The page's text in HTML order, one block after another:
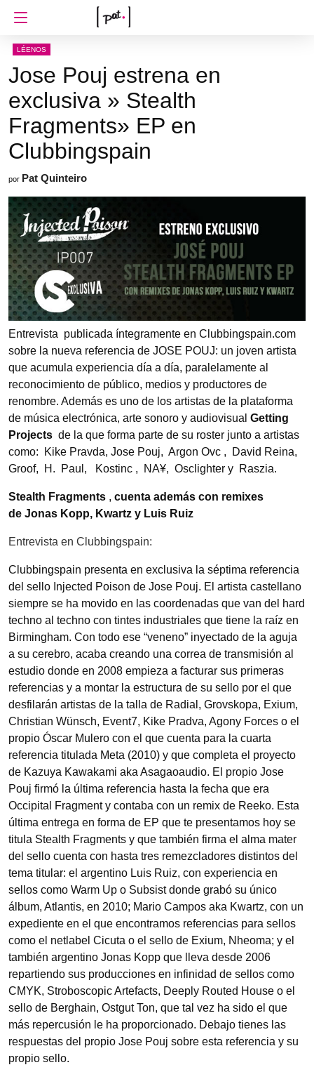
LÉENOS
Jose Pouj estrena en
exclusiva » Stealth
Fragments» EP en
Clubbingspain
por Pat Quinteiro
Entrevista publicada íntegramente en Clubbingspain.com
sobre la nueva referencia de JOSE POUJ: un joven artista
que acumula experiencia día a día, paralelamente al
reconocimiento de público, medios y productores de
renombre. Además es uno de los artistas de la plataforma
de música electrónica, arte sonoro y audiovisual Getting
Projects de la que forma parte de su roster junto a artistas
como: Kike Pravda, Jose Pouj, Argon Ovc , David Reina,
Groof, H. Paul, Kostinc , NA¥, Osclighter y Raszia.
Stealth Fragments , cuenta además con remixes
de Jonas Kopp, Kwartz y Luis Ruiz
Entrevista en Clubbingspain:
Clubbingspain presenta en exclusiva la séptima referencia
del sello Injected Poison de Jose Pouj. El artista castellano
siempre se ha movido en las coordenadas que van del hard
techno al techno con tintes industriales que tiene la raíz en
Birmingham. Con todo ese “veneno” inyectado de la aguja
a su cerebro, acaba creando una correa de transmisión al
estudio donde en 2008 empieza a facturar sus primeras
referencias y a montar la estructura de su sello por el que
desfilarán artistas de la talla de Radial, Grovskopa, Exium,
Christian Wünsch, Event7, Kike Pradva, Agony Forces o el
propio Óscar Mulero con el que cuenta para la cuarta
referencia titulada Meta (2010) y que completa el proyecto
de Kazuya Kawakami aka Asagaoaudio. El propio Jose
Pouj firmó la última referencia hasta la fecha que era
Occipital Fragment y contaba con un remix de Reeko. Esta
última entrega en forma de EP que te presentamos hoy se
titula Stealth Fragments y que también firma el alma mater
del sello cuenta con hasta tres remezcladores distintos del
tema titular: el argentino Luis Ruiz, con experiencia en
sellos como Warm Up o Subsist donde grabó su único
álbum, Atlantis, en 2010; Mario Campos aka Kwartz, con un
expediente en el que encontramos referencias para sellos
como el netlabel Cicuta o el sello de Exium, Nheoma; y el
también argentino Jonas Kopp que lleva desde 2006
repartiendo sus producciones en infinidad de sellos como
CMYK, Stroboscopic Artefacts, Deeply Routed House o el
sello de Berghain, Ostgut Ton, que tal vez ha sido el que
más repercusión le ha proporcionado. Debajo tienes las
respuestas del propio Jose Pouj sobre esta referencia y su
propio sello.